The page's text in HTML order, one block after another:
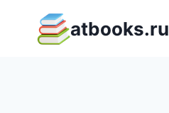
содержимому
atbooks.ru